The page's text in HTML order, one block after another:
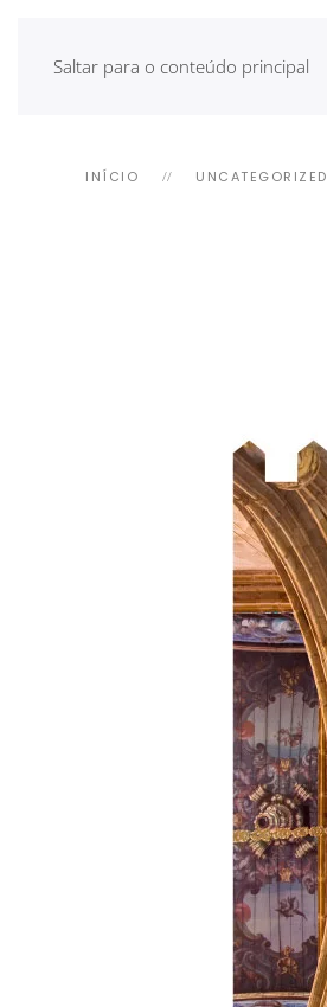
Saltar para o conteúdo principal
INÍCIO UNCATEGORIZED